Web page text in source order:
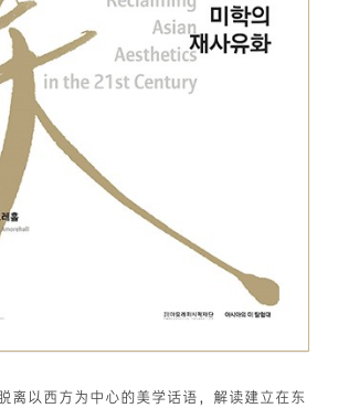
离以西方为中心的美学话语，解读建立在东